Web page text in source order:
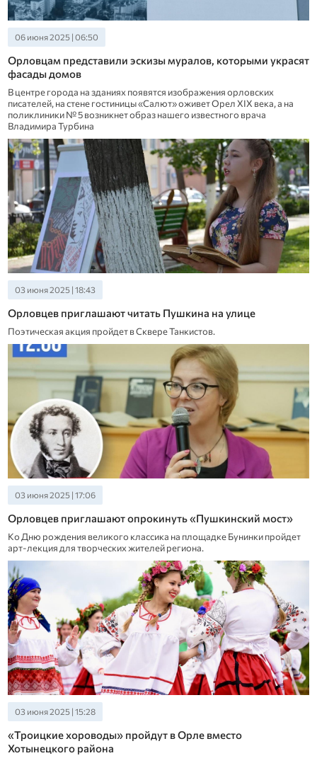
06 июня 2025 | 06:50
Орловцам представили эскизы муралов, которыми украсят
фасады домов
В центре города на зданиях появятся изображения орловских
писателей, на стене гостиницы «Салют» оживет Орел XIX века, а на
поликлиники № 5 возникнет образ нашего известного врача
Владимира Турбина
03 июня 2025 | 18:43
Орловцев приглашают читать Пушкина на улице
Поэтическая акция пройдет в Сквере Танкистов.
03 июня 2025 | 17:06
Орловцев приглашают опрокинуть «Пушкинский мост»
Ко Дню рождения великого классика на площадке Бунинки пройдет
арт-лекция для творческих жителей региона.
03 июня 2025 | 15:28
«Троицкие хороводы» пройдут в Орле вместо
Хотынецкого района